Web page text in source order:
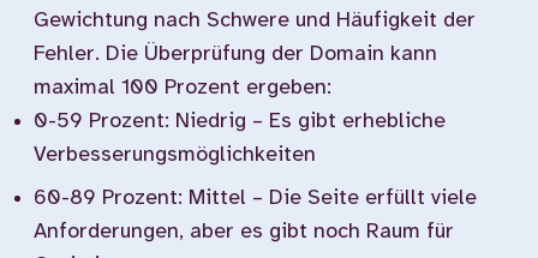
Gewichtung nach Schwere und Häufigkeit der
Fehler. Die Überprüfung der Domain kann
maximal 100 Prozent ergeben:
0-59 Prozent: Niedrig – Es gibt erhebliche
Verbesserungsmöglichkeiten
60-89 Prozent: Mittel – Die Seite erfüllt viele
Anforderungen, aber es gibt noch Raum für